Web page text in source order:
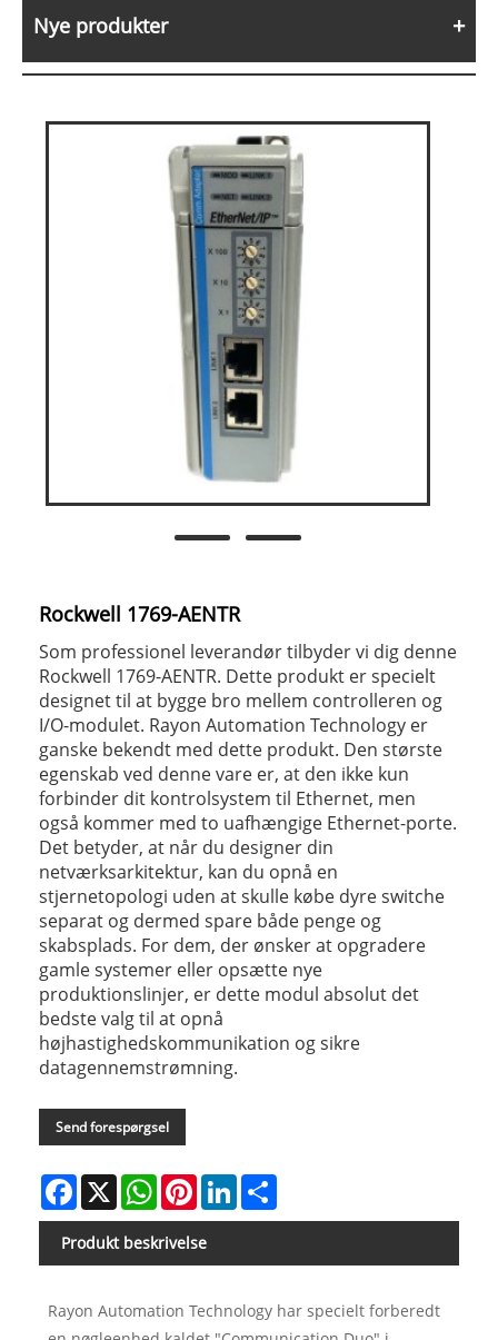
Nye produkter
Rockwell 1769-AENTR
Som professionel leverandør tilbyder vi dig denne
Rockwell 1769-AENTR. Dette produkt er specielt
designet til at bygge bro mellem controlleren og
I/O-modulet. Rayon Automation Technology er
ganske bekendt med dette produkt. Den største
egenskab ved denne vare er, at den ikke kun
forbinder dit kontrolsystem til Ethernet, men
også kommer med to uafhængige Ethernet-porte.
Det betyder, at når du designer din
netværksarkitektur, kan du opnå en
stjernetopologi uden at skulle købe dyre switche
separat og dermed spare både penge og
skabsplads. For dem, der ønsker at opgradere
gamle systemer eller opsætte nye
produktionslinjer, er dette modul absolut det
bedste valg til at opnå
højhastighedskommunikation og sikre
datagennemstrømning.
Send forespørgsel
Facebook
X WhatsAppPinterestLinkedIn
Produkt beskrivelse
Rayon Automation Technology har specielt forberedt